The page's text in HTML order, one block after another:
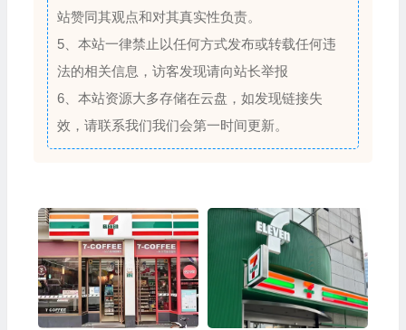
站赞同其观点和对其真实性负责。
5、本站一律禁止以任何方式发布或转载任何违
法的相关信息，访客发现请向站长举报
6、本站资源大多存储在云盘，如发现链接失
效，请联系我们我们会第一时间更新。